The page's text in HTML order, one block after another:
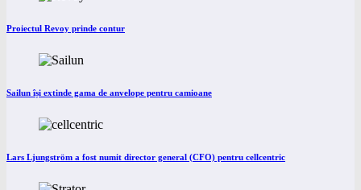
Proiectul Revoy prinde contur
Sailun își extinde gama de anvelope pentru camioane
Lars Ljungström a fost numit director general (CFO) pentru cellcentric